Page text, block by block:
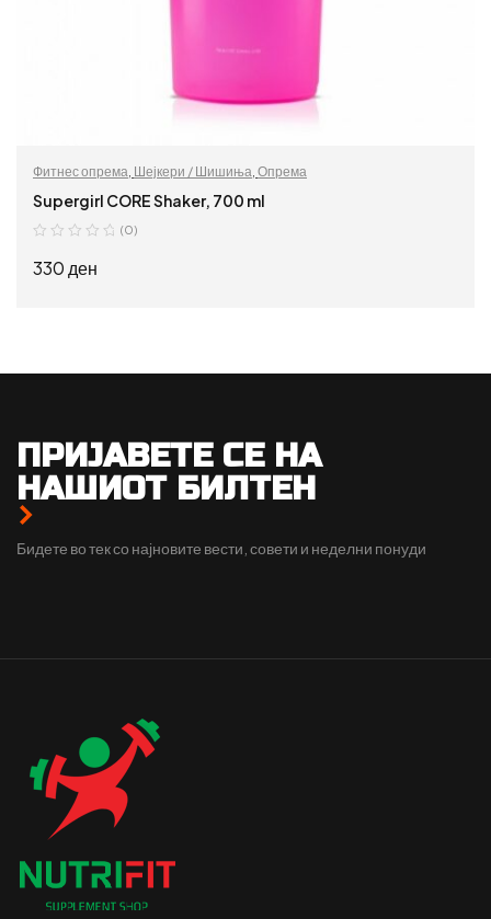
Фитнес опрема, Шејкери / Шишиња, Опрема
Supergirl CORE Shaker, 700 ml
(0)
330 ден
ПРИЈАВЕТЕ СЕ НА
НАШИОТ БИЛТЕН
Бидете во тек со најновите вести, совети и неделни понуди